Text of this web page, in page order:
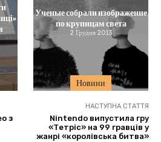
Новини
Ученые собрали изображение
по крупицам света
2 Грудня 2013
з
НАСТУПНА СТАТТЯ
Nintendo випустила гру
«Тетріс» на 99 гравців у
жанрі «королівська битва»